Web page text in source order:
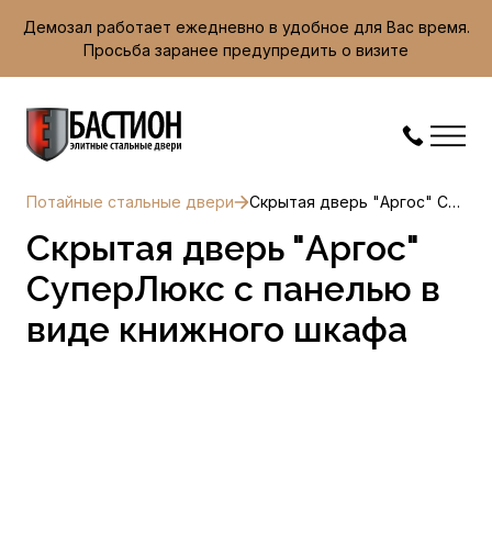
Демозал работает ежедневно в удобное для Вас время.
Просьба заранее предупредить о визите
Потайные стальные двери Скрытая дверь "Аргос" СуперЛюкс с панелью в виде книжного шкафа
Скрытая дверь "Аргос"
СуперЛюкс с панелью в
виде книжного шкафа